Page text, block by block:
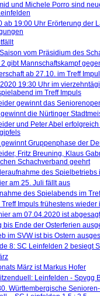
und Michele Porro sind
ab 19:00 Uhr Erörterung der
vom Präsidium des
gibt Mannschaftskampf
ab 27.10. im Treff
19:30 Uhr im
im Treff Impuls
gewinnt das
gewinnt die Nürtinger
und Peter Abel
Gruppenphase der
Fritz Breuning, Klaus
Schachverband geehrt
des Spielbetriebs
am 25. Juli fällt aus
des Spielabends im
Impuls frühestens wieder
am 07.04.2020 ist abgesagt
bis Ende der Osterferien
im SVW ist bis Ostern
8: SC Leinfelden 2 besiegt
März ist Markus Hofer
Leinfelden - Spvgg
Württembergische